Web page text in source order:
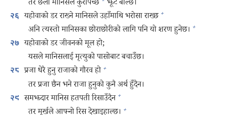
तर छली मानिसले कुरैपिच्छे झूट बोल्छ।
२६ यहोवाको डर राख्ने मानिसले उहाँमाथि भरोसा राख्छ +
अनि त्यस्तो मानिसका छोराछोरीको लागि पनि यो शरण हुनेछ। +
२७ यहोवाको डर जीवनको मूल हो;
यसले मानिसलाई मृत्युको पासोबाट बचाउँछ।
२८ प्रजा धेरै हुनु राजाको गौरव हो +
तर प्रजा छैन भने राजा हुनुको कुनै अर्थ हुँदैन।
२९ समझदार मानिस हतपती रिसाउँदैन +
+